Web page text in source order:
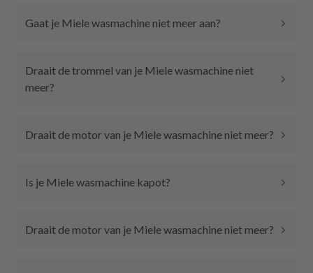
Gaat je Miele wasmachine niet meer aan?
Draait de trommel van je Miele wasmachine niet
meer?
Draait de motor van je Miele wasmachine niet meer?
Is je Miele wasmachine kapot?
Draait de motor van je Miele wasmachine niet meer?